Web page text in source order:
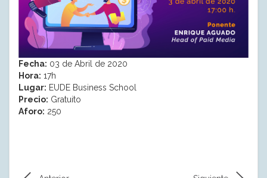
Fecha: 03 de Abril de 2020
Hora: 17h
Lugar: EUDE Business School
Precio: Gratuito
Aforo: 250